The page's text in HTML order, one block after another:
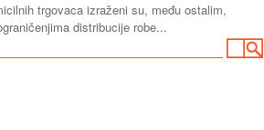
trgovaca izraženi su, među ostalim,
distribucije robe...